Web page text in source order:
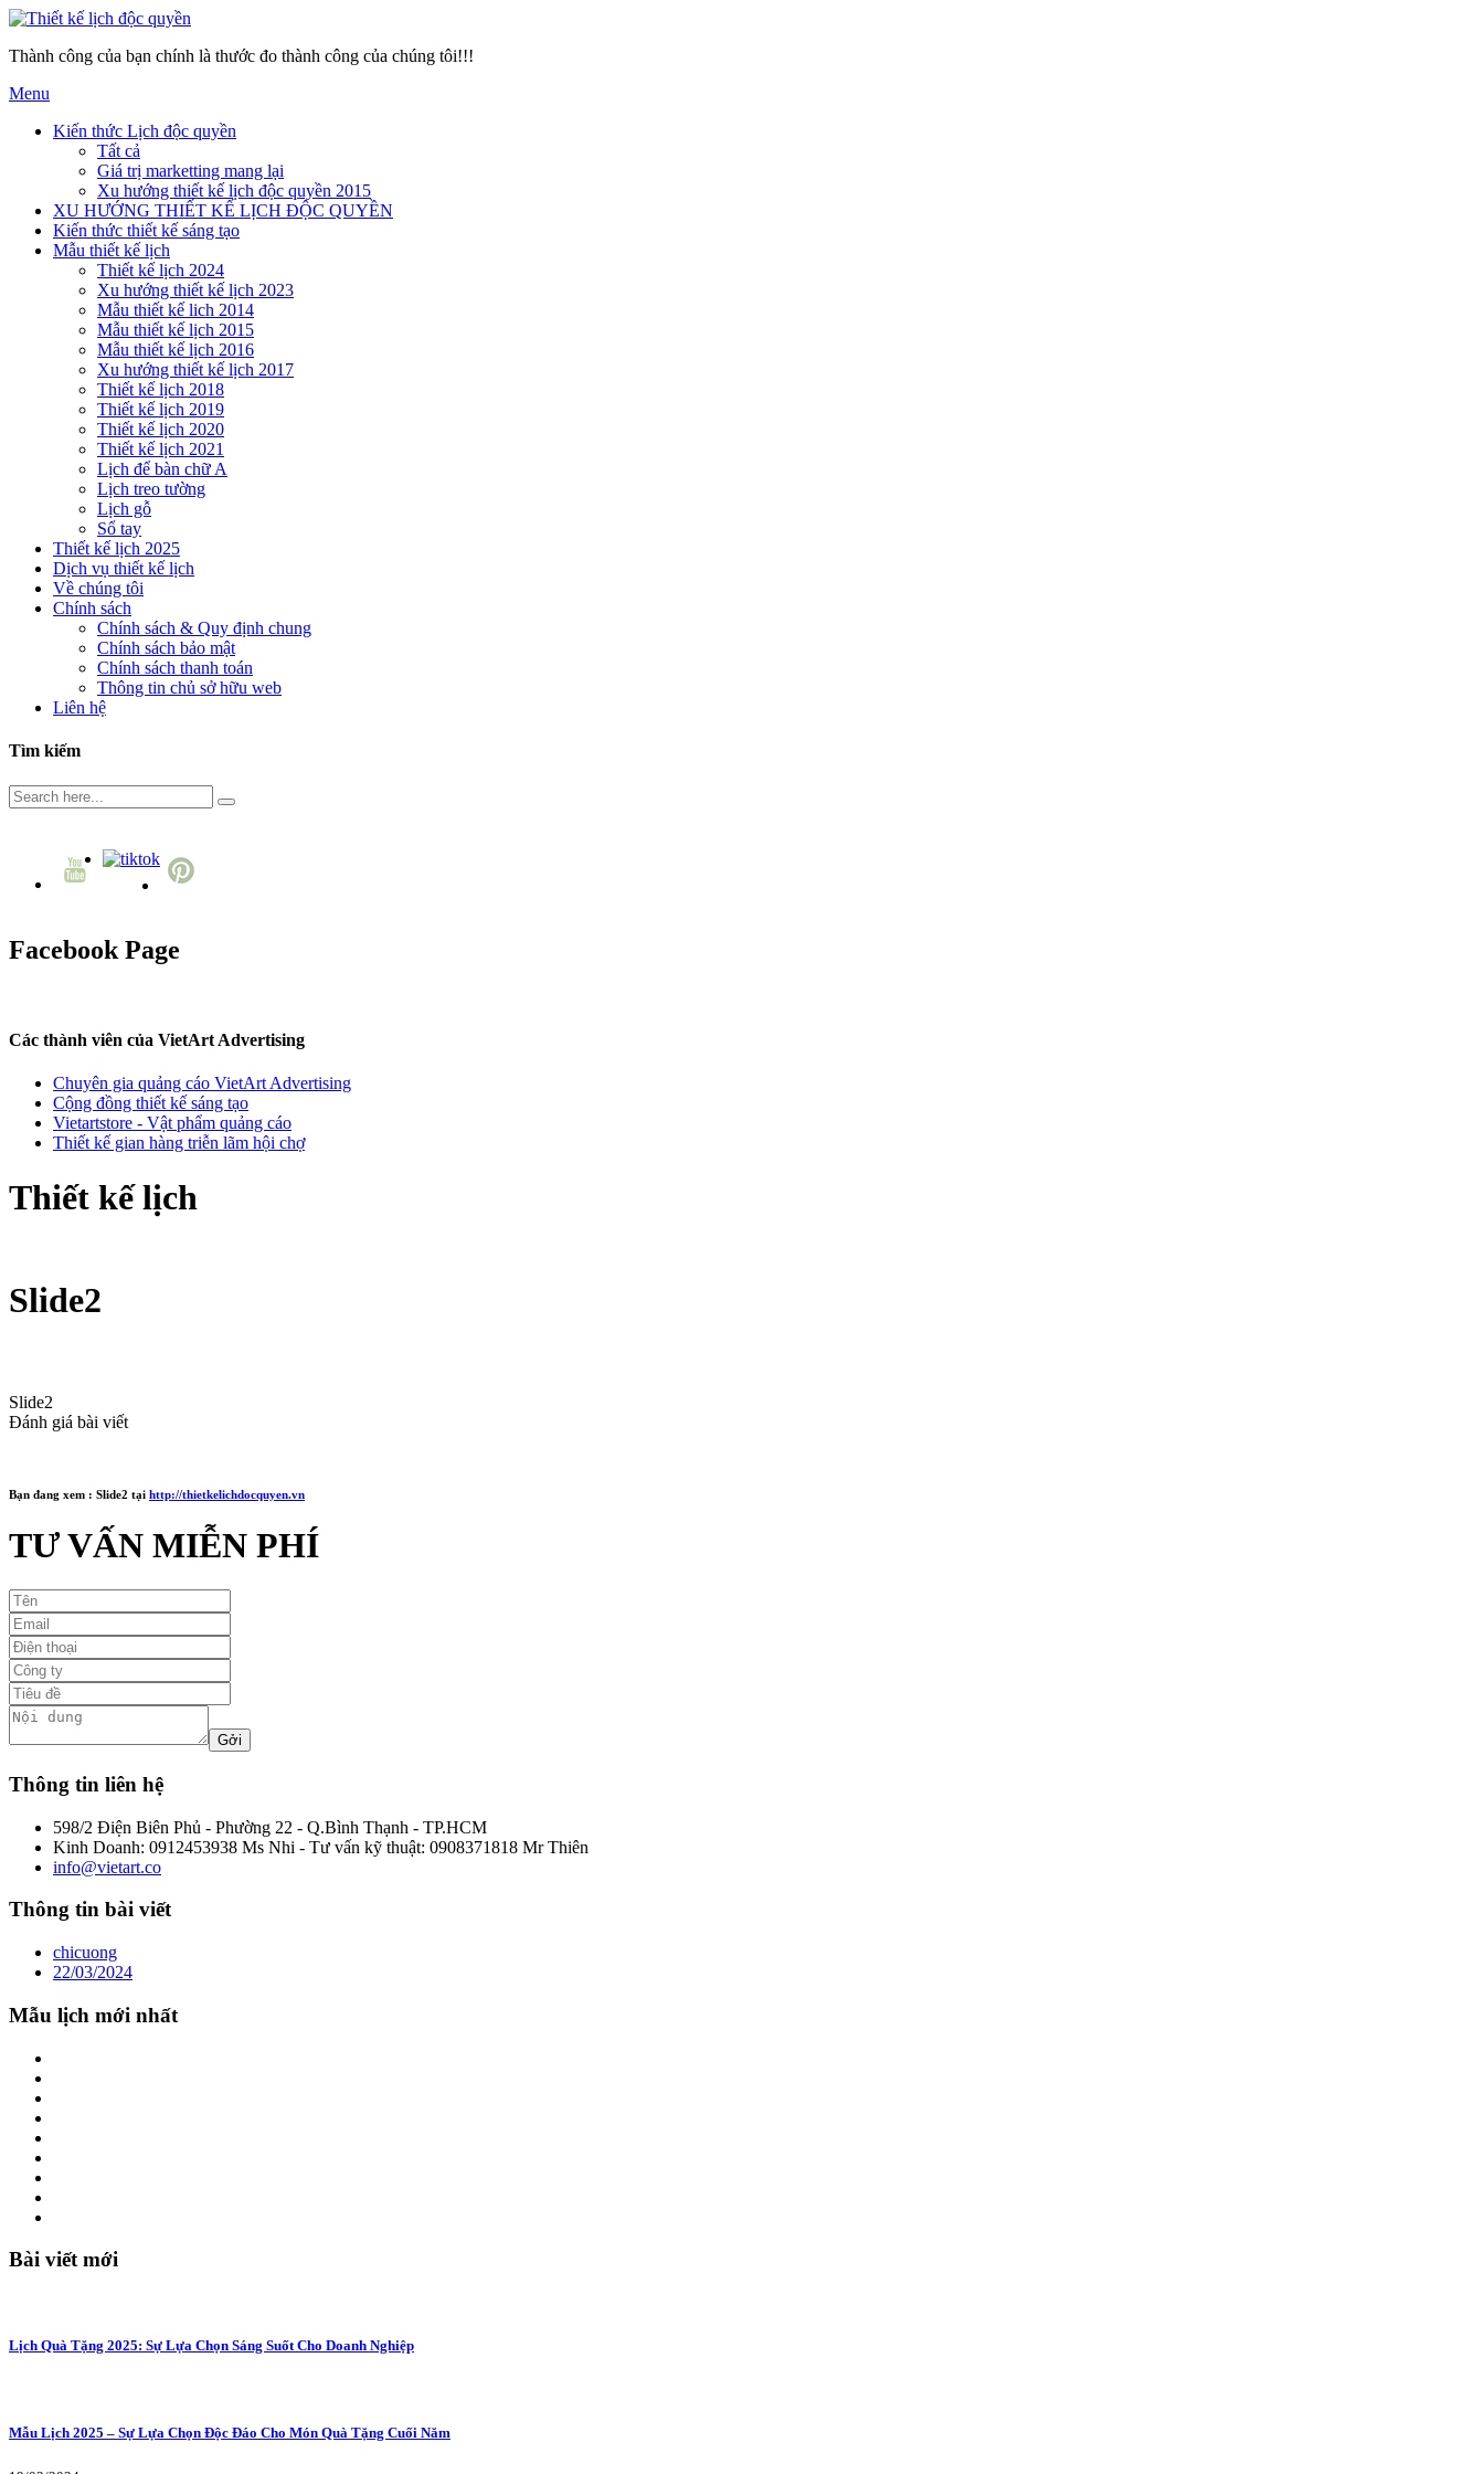
Thành công của bạn chính là thước đo thành công của chúng tôi!!!
Menu
Kiến thức Lịch độc quyền
Tất cả
Giá trị marketting mang lại
Xu hướng thiết kế lịch độc quyền 2015
XU HƯỚNG THIẾT KẾ LỊCH ĐỘC QUYỀN
Kiến thức thiết kế sáng tạo
Mẫu thiết kế lịch
Thiết kế lịch 2024
Xu hướng thiết kế lịch 2023
Mẫu thiết kế lich 2014
Mẫu thiết kế lịch 2015
Mẫu thiết kế lịch 2016
Xu hướng thiết kế lịch 2017
Thiết kế lịch 2018
Thiết kế lịch 2019
Thiết kế lịch 2020
Thiết kế lịch 2021
Lịch để bàn chữ A
Lịch treo tường
Lịch gỗ
Sổ tay
Thiết kế lịch 2025
Dịch vụ thiết kế lịch
Về chúng tôi
Chính sách
Chính sách & Quy định chung
Chính sách bảo mật
Chính sách thanh toán
Thông tin chủ sở hữu web
Liên hệ
Tìm kiếm
Facebook Page
Các thành viên của VietArt Advertising
Chuyên gia quảng cáo VietArt Advertising
Cộng đồng thiết kế sáng tạo
Vietartstore - Vật phẩm quảng cáo
Thiết kế gian hàng triễn lãm hội chợ
Thiết kế lịch
Slide2
Slide2
Đánh giá bài viết
Bạn đang xem : Slide2 tại http://thietkelichdocquyen.vn
TƯ VẤN MIỄN PHÍ
Thông tin liên hệ
598/2 Điện Biên Phủ - Phường 22 - Q.Bình Thạnh - TP.HCM
Kinh Doanh: 0912453938 Ms Nhi - Tư vấn kỹ thuật: 0908371818 Mr Thiên
info@vietart.co
Thông tin bài viết
chicuong
22/03/2024
Mẫu lịch mới nhất
Bài viết mới
Lịch Quà Tặng 2025: Sự Lựa Chọn Sáng Suốt Cho Doanh Nghiệp
Mẫu Lịch 2025 – Sự Lựa Chọn Độc Đáo Cho Món Quà Tặng Cuối Năm